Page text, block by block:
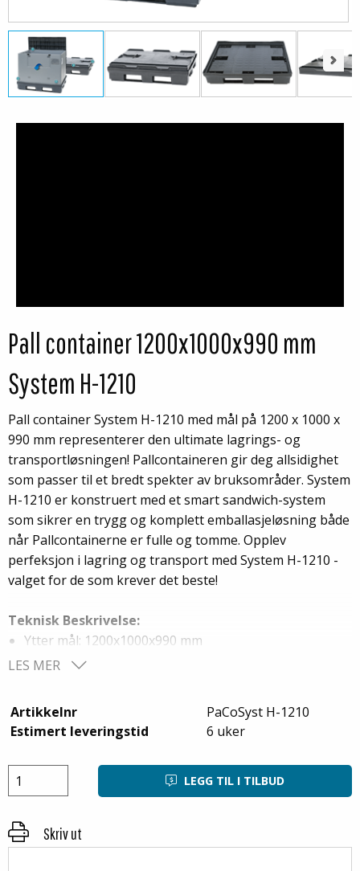
Pall container 1200x1000x990 mm
System H-1210
Pall container System H-1210 med mål på 1200 x 1000 x
990 mm representerer den ultimate lagrings- og
transportløsningen! Pallcontaineren gir deg allsidighet
som passer til et bredt spekter av bruksområder. System
H-1210 er konstruert med et smart sandwich-system
som sikrer en trygg og komplett emballasjeløsning både
når Pallcontainerne er fulle og tomme. Opplev
perfeksjon i lagring og transport med System H-1210 -
valget for de som krever det beste!
Teknisk Beskrivelse:
Ytter mål: 1200x1000x990 mm
Inner mål: 1140x940x790 mm
Høyde foldet: 230 mm i em stabel
Folding system: Sandwich folding
High rack (without base): Nei
Vegger kan også produseres i andre høyder etter
kundens ønskemål
Minste bestilling: 1 ppl (10 stk)
LES MER
Artikkelnr
PaCoSyst H-1210
Estimert leveringstid
6 uker
LEGG TIL I TILBUD
Skriv ut
Next
Next